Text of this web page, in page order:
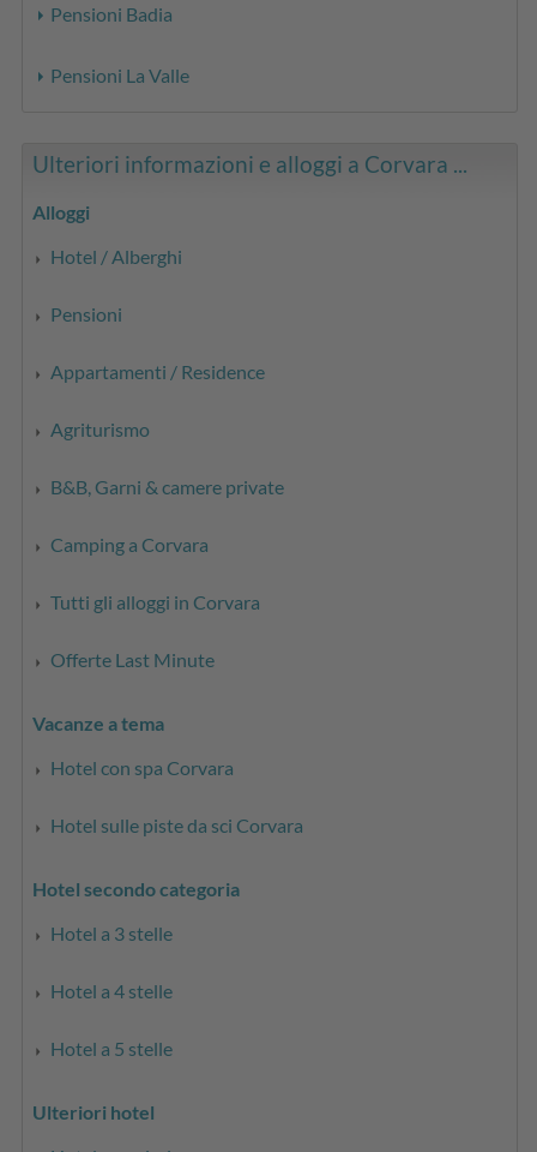
Pensioni Badia
Pensioni La Valle
Ulteriori informazioni e alloggi a Corvara ...
Alloggi
Hotel / Alberghi
Pensioni
Appartamenti / Residence
Agriturismo
B&B, Garni & camere private
Camping a Corvara
Tutti gli alloggi in Corvara
Offerte Last Minute
Vacanze a tema
Hotel con spa Corvara
Hotel sulle piste da sci Corvara
Hotel secondo categoria
Hotel a 3 stelle
Hotel a 4 stelle
Hotel a 5 stelle
Ulteriori hotel